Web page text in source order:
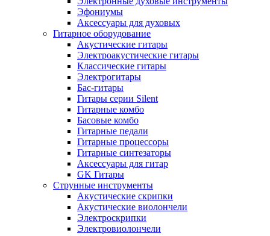
Эфониумы
Аксессуары для духовых
Гитарное оборудование
Акустические гитары
Электроакустические гитары
Классические гитары
Электрогитары
Бас-гитары
Гитары серии Silent
Гитарные комбо
Басовые комбо
Гитарные педали
Гитарные процессоры
Гитарные синтезаторы
Аксессуары для гитар
GK Гитары
Струнные инструменты
Акустические скрипки
Акустические виолончели
Электроскрипки
Электровиолончели